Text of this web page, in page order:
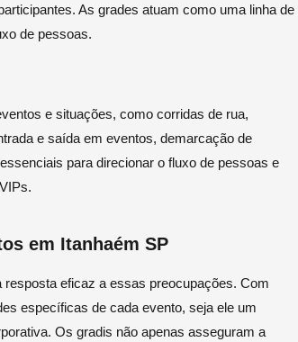
As grades atuam como uma linha de
de pessoas.
e situações, como corridas de rua,
e saída em eventos, demarcação de
para direcionar o fluxo de pessoas e
em Itanhaém SP
eficaz a essas preocupações. Com
específicas de cada evento, seja ele um
Os gradis não apenas asseguram a